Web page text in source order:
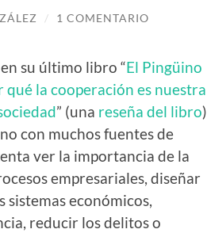
/ 1 COMENTARIO
su último libro “El Pingüino
qué la cooperación es nuestra
” (una reseña del libro)
con muchos fuentes de
ver la importancia de la
empresariales, diseñar
económicos,
reducir los delitos o